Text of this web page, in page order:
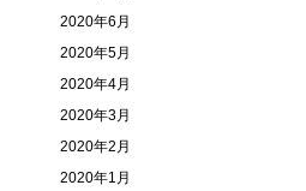
2020年6月
2020年5月
2020年4月
2020年3月
2020年2月
2020年1月